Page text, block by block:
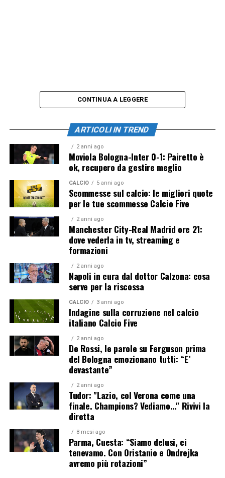
CONTINUA A LEGGERE
ARTICOLI IN TREND
2 anni ago
Moviola Bologna-Inter 0-1: Pairetto è
ok, recupero da gestire meglio
CALCIO 5 anni ago
Scommesse sul calcio: le migliori quote
per le tue scommesse Calcio Five
2 anni ago
Manchester City-Real Madrid ore 21:
dove vederla in tv, streaming e
formazioni
2 anni ago
Napoli in cura dal dottor Calzona: cosa
serve per la riscossa
CALCIO 3 anni ago
Indagine sulla corruzione nel calcio
italiano Calcio Five
2 anni ago
De Rossi, le parole su Ferguson prima
del Bologna emozionano tutti: “E’
devastante”
2 anni ago
Tudor: "Lazio, col Verona come una
finale. Champions? Vediamo…" Rivivi la
diretta
8 mesi ago
Parma, Cuesta: “Siamo delusi, ci
tenevamo. Con Oristanio e Ondrejka
avremo più rotazioni”